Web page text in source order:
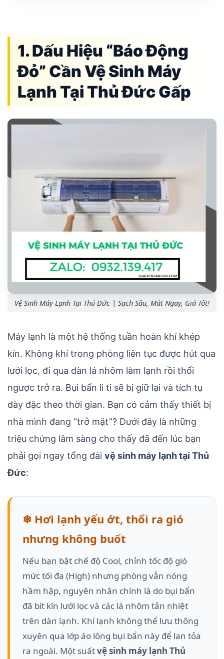
1. Dấu Hiệu “Báo Động
Đỏ” Cần Vệ Sinh Máy
Lạnh Tại Thủ Đức Gấp
Vệ Sinh Máy Lạnh Tại Thủ Đức | Sạch Sâu, Mát Ngay, Giá Tốt!
Máy lạnh là một hệ thống tuần hoàn khí khép
kín. Không khí trong phòng liên tục được hút qua
lưới lọc, đi qua dàn lá nhôm làm lạnh rồi thổi
ngược trở ra. Bụi bẩn li ti sẽ bị giữ lại và tích tụ
dày đặc theo thời gian. Bạn có cảm thấy thiết bị
nhà mình đang “trở mặt”? Dưới đây là những
triệu chứng lâm sàng cho thấy đã đến lúc bạn
phải gọi ngay tổng đài vệ sinh máy lạnh tại Thủ
Đức:
❄ Hơi lạnh yếu ớt, thổi ra gió
nhưng không buốt
Nếu bạn bật chế độ Cool, chỉnh tốc độ gió
mức tối đa (High) nhưng phòng vẫn nóng
hầm hập, nguyên nhân chính là do bụi bẩn
đã bít kín lưới lọc và các lá nhôm tản nhiệt
trên dàn lạnh. Khí lạnh không thể lưu thông
xuyên qua lớp áo lông bụi bẩn này để lan tỏa
ra ngoài. Một suấtvệ sinh máy lạnh Thủ